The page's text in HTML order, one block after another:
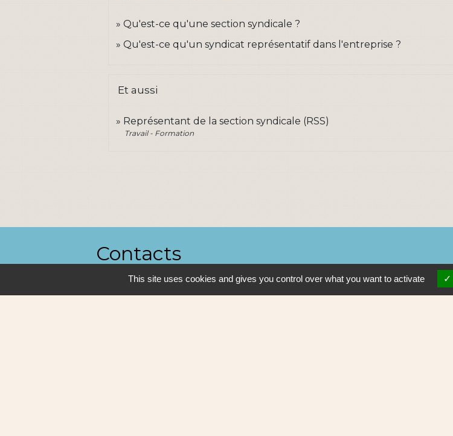
Qu'est-ce qu'une section syndicale ?
Qu'est-ce qu'un syndicat représentatif dans l'entreprise ?
Et aussi
Représentant de la section syndicale (RSS)
Travail - Formation
Contacts
Ville de Sautron
14, rue de la Vallée
This site uses cookies and gives you control over what you want to activate